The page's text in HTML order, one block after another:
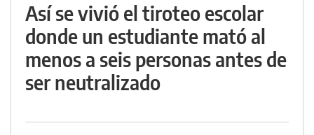
Así se vivió el tiroteo escolar
donde un estudiante mató al
menos a seis personas antes de
ser neutralizado